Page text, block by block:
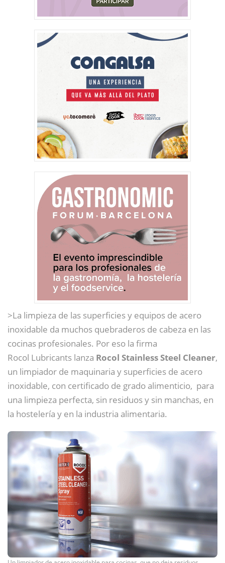
>La limpieza de las superficies y equipos de acero
inoxidable da muchos quebraderos de cabeza en las
cocinas profesionales. Por eso la firma
Rocol Lubricants lanza Rocol Stainless Steel Cleaner,
un limpiador de maquinaria y superficies de acero
inoxidable, con certificado de grado alimenticio, para
una limpieza perfecta, sin residuos y sin manchas, en
la hostelería y en la industria alimentaria.